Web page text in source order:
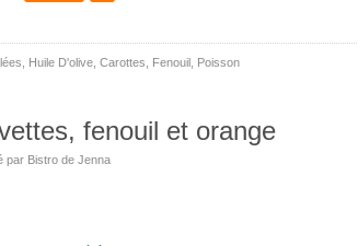
Huile D'olive Carottes Fenouil Poisson
fenouil et orange
par Bistro de Jenna